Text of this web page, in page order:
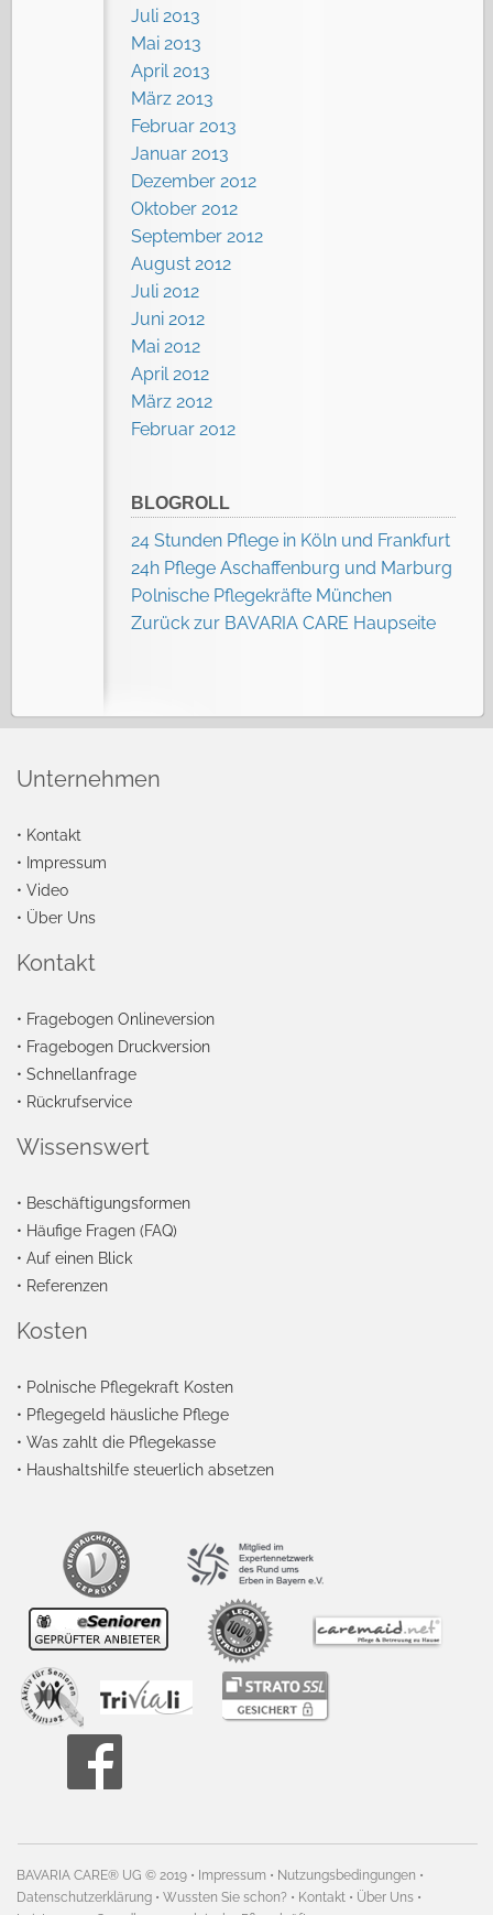
Juli 2013
Mai 2013
April 2013
März 2013
Februar 2013
Januar 2013
Dezember 2012
Oktober 2012
September 2012
August 2012
Juli 2012
Juni 2012
Mai 2012
April 2012
März 2012
Februar 2012
BLOGROLL
24 Stunden Pflege in Köln und Frankfurt
24h Pflege Aschaffenburg und Marburg
Polnische Pflegekräfte München
Zurück zur BAVARIA CARE Haupseite
Unternehmen
• Kontakt
• Impressum
• Video
• Über Uns
Kontakt
• Fragebogen Onlineversion
• Fragebogen Druckversion
• Schnellanfrage
• Rückrufservice
Wissenswert
• Beschäftigungsformen
• Häufige Fragen (FAQ)
• Auf einen Blick
• Referenzen
Kosten
• Polnische Pflegekraft Kosten
• Pflegegeld häusliche Pflege
• Was zahlt die Pflegekasse
• Haushaltshilfe steuerlich absetzen
BAVARIA CARE® UG © 2019 • Impressum • Nutzungsbedingungen •
Datenschutzerklärung • Wussten Sie schon? • Kontakt • Über Uns •